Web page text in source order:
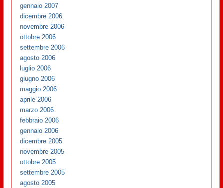
gennaio 2007
dicembre 2006
novembre 2006
ottobre 2006
settembre 2006
agosto 2006
luglio 2006
giugno 2006
maggio 2006
aprile 2006
marzo 2006
febbraio 2006
gennaio 2006
dicembre 2005
novembre 2005
ottobre 2005
settembre 2005
agosto 2005